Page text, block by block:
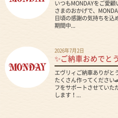
いつもMONDAYをご愛顧
さまのおかげで、
日頃の感謝の気持ちを込
期間中...
2026年7月2日
✨ご納車おめでと
エヴリィご納車ありがと
たくさん作ってください
フをサポートさせていた
します！...